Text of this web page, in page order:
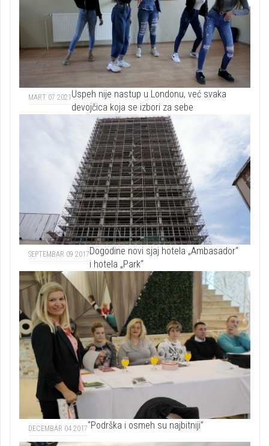
MART 07 2021 Uspeh nije nastup u Londonu, već svaka
devojčica koja se izbori za sebe
SEPTEMBAR 09 2017Dogodine novi sjaj hotela „Ambasador“
i hotela „Park“
DECEMBAR 04 2017“Podrška i osmeh su najbitniji”